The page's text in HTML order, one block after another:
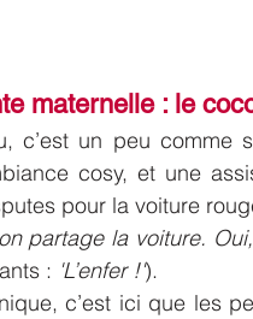
maternelle : le
c’est un peu
cosy, et une
pour la voiture
partage la voiture.
: 'L’enfer !').
c’est ici que les